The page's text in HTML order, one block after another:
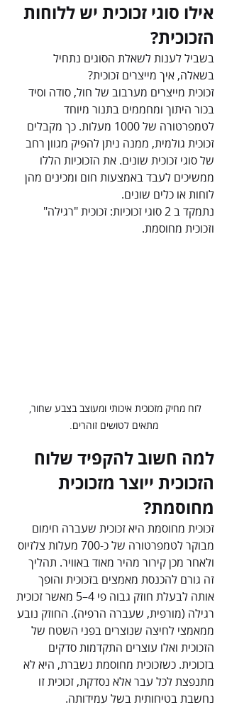
אילו סוגי זכוכית יש ללוחות
הזכוכית?
בשביל לענות לשאלת הסוגים נתחיל
בשאלה, איך מייצרים זכוכית?
זכוכית מייצרים מערבוב של חול, סודה וסיד
בכור היתוך ומחממים בתנור מיוחד
לטמפרטורה של 1000 מעלות. כך מקבלים
זכוכית גולמית, ממנה ניתן להפיק מגוון רחב
של סוגי זכוכית שונים. את הזכוכיות הללו
ממשיכים לעבד באמצעות חום ומכינים מהן
לוחות או כלים שונים.
נתמקד ב 2 סוגי זכוכיות: זכוכית "רגילה"
וזכוכית מחוסמת.
לוח מחיק מזכוכית איכותי ומעוצב בצבע שחור,
מתאים לטושים זוהרים.
למה חשוב להקפיד שלוח
הזכוכית ייוצר מזכוכית
מחוסמת?
זכוכית מחוסמת היא זכוכית שעברה חימום
מבוקר לטמפרטורה של כ-700 מעלות צלזיוס
ולאחר מכן קירור מהיר מאוד באוויר. תהליך
זה גורם להכנסת מאמצים בזכוכית והופך
אותה לבעלת חוזק גבוה פי 4–5 מאשר זכוכית
רגילה (מורפית, שעברה הרפיה). החוזק נובע
ממאמצי לחיצה שנוצרים בפני השטח של
הזכוכית ואלו עוצרים התקדמות סדקים
בזכוכית. כשזכוכית מחוסמת נשברת, היא לא
מתנפצת לכל עבר אלא נסדקת, זכוכית זו
נחשבת בטיחותית בשל עמידותה.